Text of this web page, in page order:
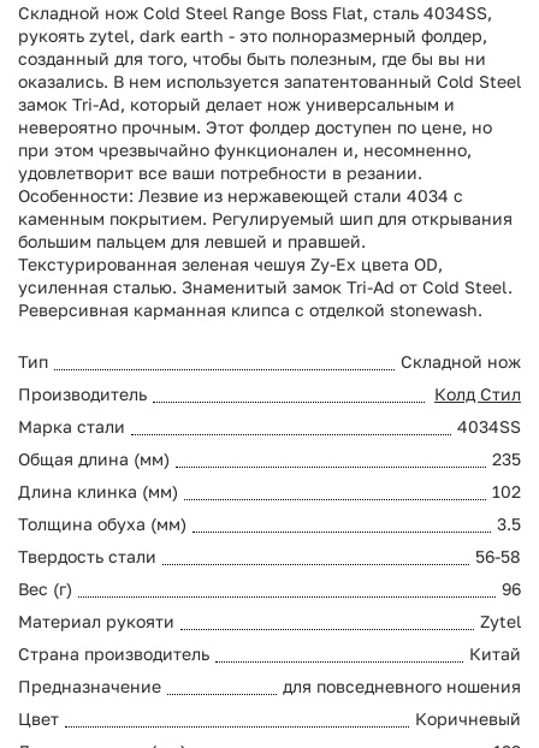
Складной нож Cold Steel Range Boss Flat, сталь 4034SS,
рукоять zytel, dark earth - это полноразмерный фолдер,
созданный для того, чтобы быть полезным, где бы вы ни
оказались. В нем используется запатентованный Cold Steel
замок Tri-Ad, который делает нож универсальным и
невероятно прочным. Этот фолдер доступен по цене, но
при этом чрезвычайно функционален и, несомненно,
удовлетворит все ваши потребности в резании.
Особенности: Лезвие из нержавеющей стали 4034 с
каменным покрытием. Регулируемый шип для открывания
большим пальцем для левшей и правшей.
Текстурированная зеленая чешуя Zy-Ex цвета OD,
усиленная сталью. Знаменитый замок Tri-Ad от Cold Steel.
Реверсивная карманная клипса с отделкой stonewash.
Тип
Складной нож
Производитель
Колд Стил
Марка стали
4034SS
Общая длина (мм)
235
Длина клинка (мм)
102
Толщина обуха (мм)
3.5
Твердость стали
56-58
Вес (г)
96
Материал рукояти
Zytel
Страна производитель
Китай
Предназначение
для повседневного ношения
Цвет
Коричневый